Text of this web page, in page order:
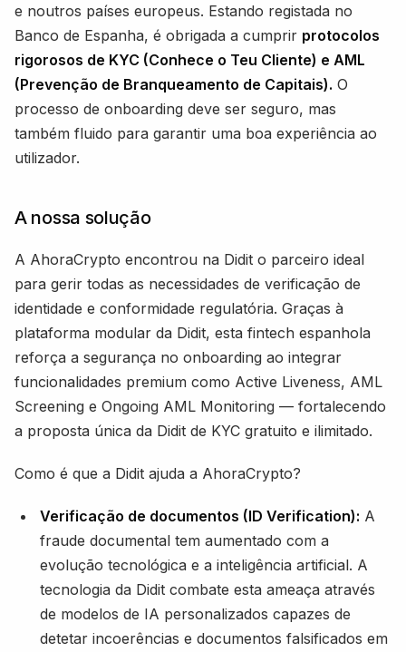
e noutros países europeus. Estando registada no
Banco de Espanha, é obrigada a cumprir protocolos
rigorosos de KYC (Conhece o Teu Cliente) e AML
(Prevenção de Branqueamento de Capitais). O
processo de onboarding deve ser seguro, mas
também fluido para garantir uma boa experiência ao
utilizador.
A nossa solução
A AhoraCrypto encontrou na Didit o parceiro ideal
para gerir todas as necessidades de verificação de
identidade e conformidade regulatória. Graças à
plataforma modular da Didit, esta fintech espanhola
reforça a segurança no onboarding ao integrar
funcionalidades premium como Active Liveness, AML
Screening e Ongoing AML Monitoring — fortalecendo
a proposta única da Didit de KYC gratuito e ilimitado.
Como é que a Didit ajuda a AhoraCrypto?
Verificação de documentos (ID Verification): A
fraude documental tem aumentado com a
evolução tecnológica e a inteligência artificial. A
tecnologia da Didit combate esta ameaça através
de modelos de IA personalizados capazes de
detetar incoerências e documentos falsificados em